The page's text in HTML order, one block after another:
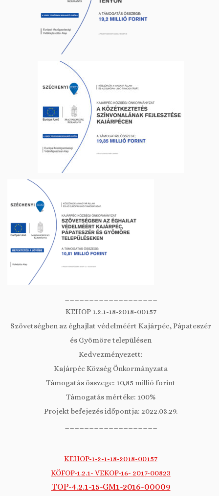
KEHOP 1.2.1-18-2018-00157
Szövetségben az éghajlat védelméért Kajárpéc, Pápateszér
és Gyömöre településen
Kedvezményezett:
Kajárpéc Község Önkormányzata
Támogatás összege: 10,85 millió forint
Támogatás mértéke: 100%
Projekt befejezés időpontja: 2022.03.29.
KEHOP-1-2-1-18-2018-00157
KÖFOP-1.2.1- VEKOP-16- 2017-00823
TOP-4.2.1-15-GM1-2016-00009